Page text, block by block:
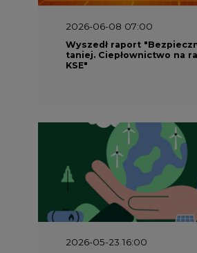
2026-06-08 07:00
Wyszedł raport
taniej. Ciepłownictwo na
KSE"
2026-05-23 16:00